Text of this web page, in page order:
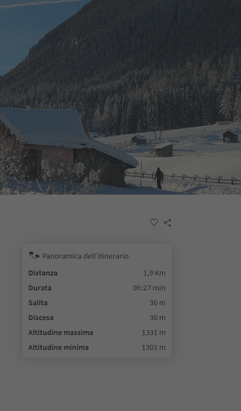
Panoramica dell’itinerario
Distanza
1,9 Km
Durata
0h:27 min
Salita
30 m
Discesa
30 m
Altitudine massima
1331 m
Altitudine minima
1301 m